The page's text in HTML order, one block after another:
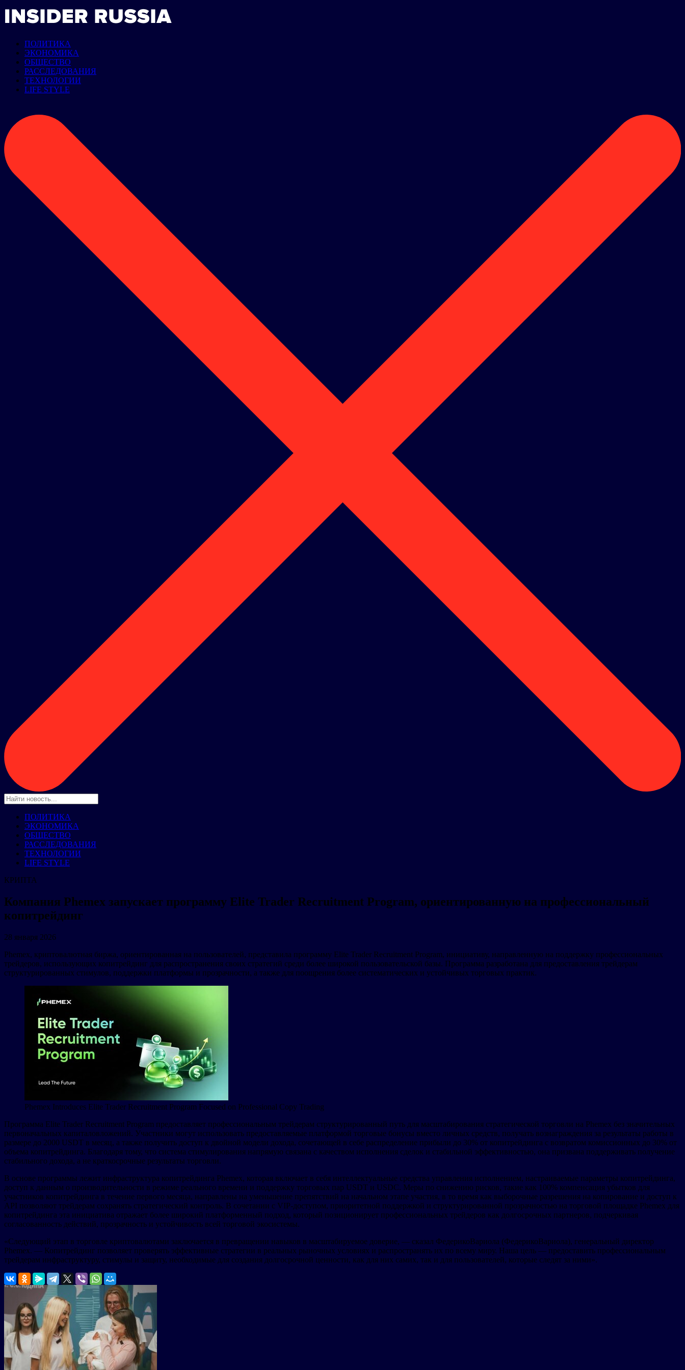
ПОЛИТИКА
ЭКОНОМИКА
ОБЩЕСТВО
РАССЛЕДОВАНИЯ
ТЕХНОЛОГИИ
LIFE STYLE
ПОЛИТИКА
ЭКОНОМИКА
ОБЩЕСТВО
РАССЛЕДОВАНИЯ
ТЕХНОЛОГИИ
LIFE STYLE
КРИПТА
Компания Phemex запускает программу Elite Trader Recruitment Program, ориентированную на профессиональный
копитрейдинг
28 января 2026
Phemex, криптовалютная биржа, ориентированная на пользователей, представила программу Elite Trader Recruitment Program, инициативу, направленную на поддержку профессиональных
трейдеров, использующих копитрейдинг для распространения своих стратегий среди более широкой пользовательской базы. Программа разработана для предоставления трейдерам
структурированных стимулов, поддержки платформы и прозрачности, а также для поощрения более систематических и устойчивых торговых практик.
Phemex Introduces Elite Trader Recruitment Program Focused on Professional Copy Trading
Программа Elite Trader Recruitment Program предоставляет профессиональным трейдерам структурированный путь для масштабирования стратегической торговли на Phemex без значительных
первоначальных капиталовложений. Участники могут использовать предоставляемые платформой торговые бонусы вместо личных средств, получать вознаграждения за результаты работы в
размере до 2000 USDT в месяц, а также получить доступ к двойной модели дохода, сочетающей в себе распределение прибыли до 30% от копитрейдинга с возвратом комиссионных до 30% от
объема копитрейдинга. Благодаря тому, что система стимулирования напрямую связана с качеством исполнения сделок и стабильной эффективностью, она призвана поддерживать получение
стабильного дохода, а не краткосрочные результаты торговли.
В основе программы лежит инфраструктура копитрейдинга Phemex, которая включает в себя интеллектуальные средства управления исполнением, настраиваемые параметры копитрейдинга,
доступ к данным о производительности в режиме реального времени и поддержку торговых пар USDT и USDC. Меры по снижению рисков, такие как 100% компенсация убытков для
участников копитрейдинга в течение первого месяца, направлены на уменьшение препятствий на начальном этапе участия, в то время как выборочные разрешения на копирование и доступ к
API позволяют трейдерам сохранять стратегический контроль. В сочетании с VIP-доступом, приоритетной поддержкой и структурированной прозрачностью на торговой площадке Phemex для
копитрейдинга эта инициатива отражает более широкий платформенный подход, который позиционирует профессиональных трейдеров как долгосрочных партнеров, подчеркивая
согласованность действий, прозрачность и устойчивость всей торговой экосистемы.
«Следующий этап в торговле криптовалютами заключается в превращении навыков в масштабируемое доверие, — сказал ФедерикоВариола (ФедерикоВариола), генеральный директор
Phemex. — Копитрейдинг позволяет проверять эффективные стратегии в реальных рыночных условиях и распространять их по всему миру. Наша цель — предоставить профессиональным
трейдерам инфраструктуру, стимулы и защиту, необходимые для создания долгосрочной ценности, как для них самих, так и для пользователей, которые следят за ними».